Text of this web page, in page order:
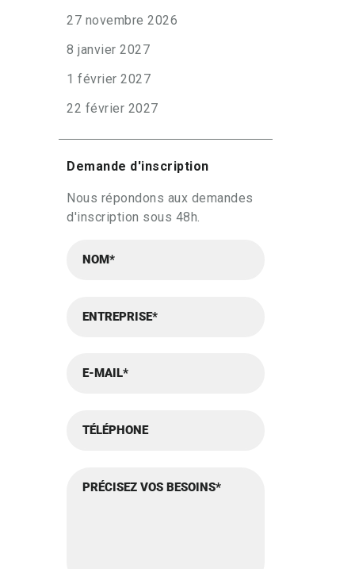
27 novembre 2026
8 janvier 2027
1 février 2027
22 février 2027
Demande d'inscription
Nous répondons aux demandes
d'inscription sous 48h.